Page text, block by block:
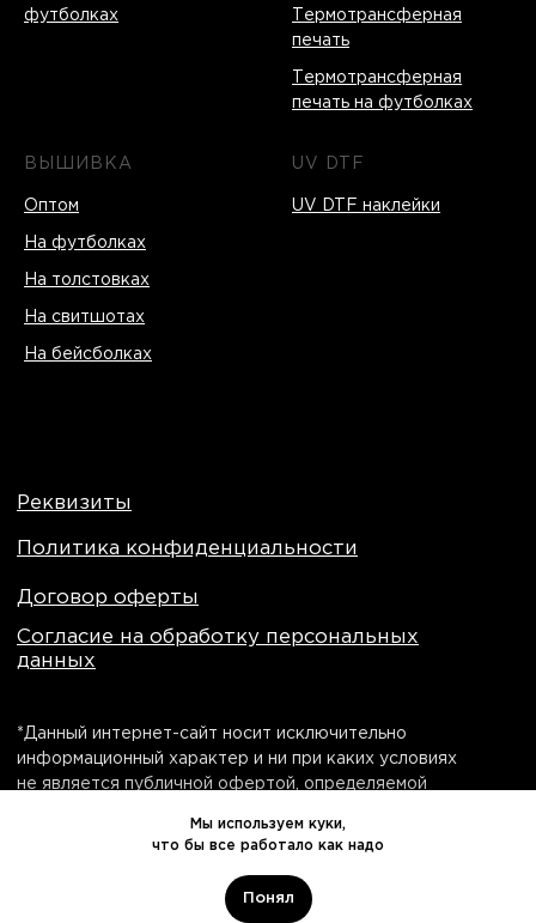
футболках
Термотрансферная
печать
Термотрансферная
печать на футболках
ВЫШИВКА
Оптом
На футболках
На толстовках
На свитшотах
На бейсболках
UV DTF
UV DTF наклейки
Мы используем куки,
что бы все работало как надо
Понял